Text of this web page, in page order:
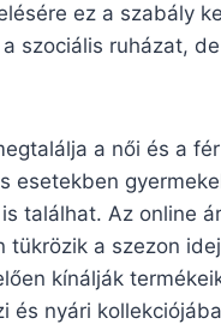
ez a szabály
szociális ruházat,
a női és a
esetekben
találhat. Az online
tükrözik a szezon
kínálják
és nyári